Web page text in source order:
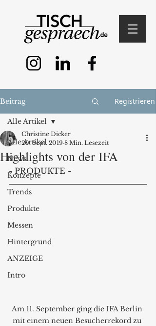
Beitrag Registrieren
Alle Artikel
News
Konzepte
Trends
Produkte
Messen
Hintergrund
ANZEIGE
Intro
Alle Artikel
Highlights von der IFA
Christine Dicker
20. Sept. 2019 8 Min. Lesezeit
- PRODUKTE -
Am 11. September ging die IFA Berlin
mit einem neuen Besucherrekord zu